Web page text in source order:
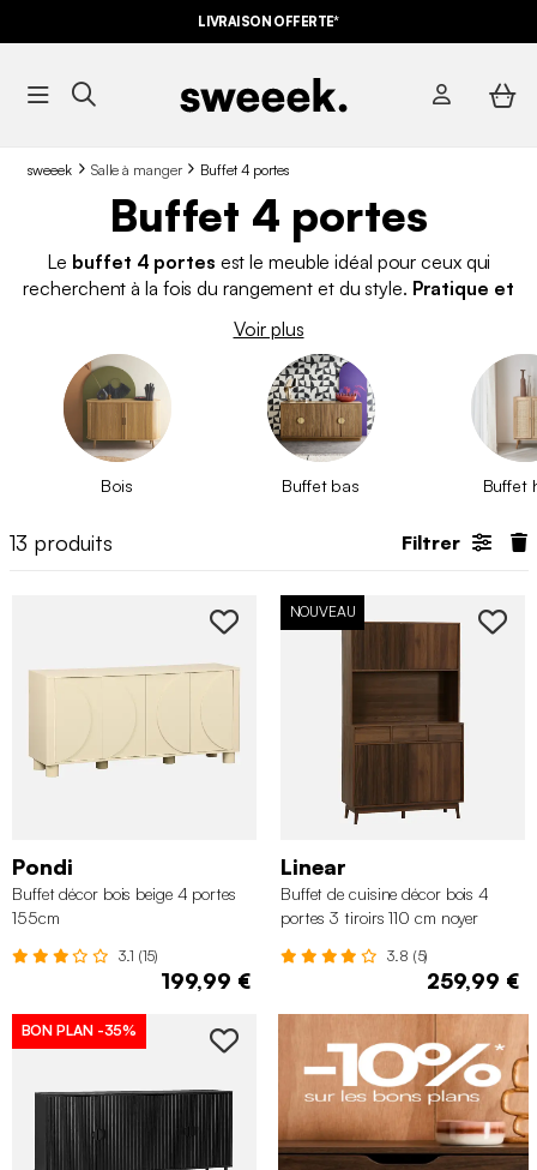
LIVRAISON OFFERTE*
sweeek Salle à manger Buffet 4 portes
Buffet 4 portes
Le buffet 4 portes est le meuble idéal pour ceux qui
recherchent à la fois du rangement et du style. Pratique et
salon ou même un bureau. Avec ses compartiments fermés,
buffetpermet de garder vos affaires organisées tout en
apportant une touche déco à votre intérieur.
Voir plus
Bois Buffet bas Buffet
13 produits Filtrer
Pondi
Buffet décor bois beige 4 portes
155cm
3.1 (15)
199,99 €
NOUVEAU
Linear
Buffet de cuisine décor bois 4
portes 3 tiroirs 110 cm noyer
3.8 (5)
259,99 €
BON PLAN -35%